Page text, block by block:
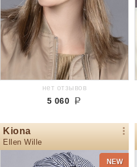
нет отзывов
5 060
Kiona
Ellen Wille